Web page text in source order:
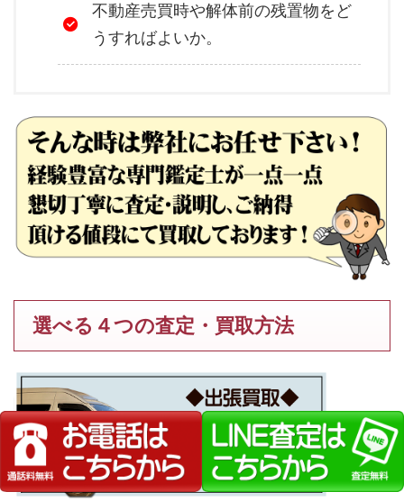
不動産売買時や解体前の残置物をど
うすればよいか。
選べる４つの査定・買取方法